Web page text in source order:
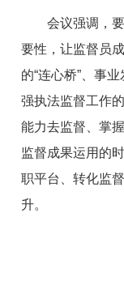
会议强调，
要性，让监督员
的“连心桥”、事
强执法监督工作
能力去监督、掌
监督成果运用的
职平台、转化监
升。